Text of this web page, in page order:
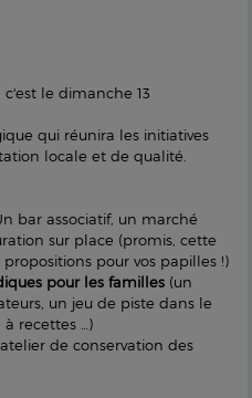
le dimanche 13
qui réunira les initiatives
locale et de qualité.
bar associatif, un marché
sur place (promis, cette
pour vos papilles !)
pour les familles(un
un jeu de piste dans le
recettes …)
de conservation des